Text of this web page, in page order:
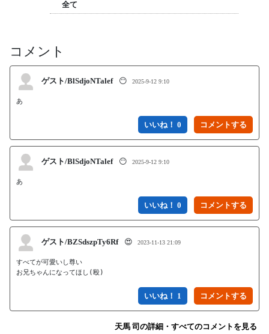
全て
コメント
ゲスト/BlSdjoNTalef 😶 2025-9-12 9:10
あ
いいね！ 0
ゲスト/BlSdjoNTalef 😶 2025-9-12 9:10
あ
いいね！ 0
ゲスト/BZSdszpTy6Rf 😍 2023-11-13 21:09
すべてが可愛いし尊い
いいね！ 1
天馬 司の詳細・すべてのコメントを見る